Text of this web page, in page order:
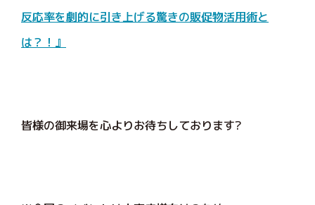
反応率を劇的に引き上げる驚きの販促物活用術と
は？！』
皆様の御来場を心よりお待ちしております?